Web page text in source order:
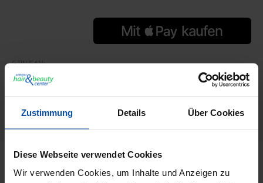
Zustimmung Details Über Cookies
Diese Webseite verwendet Cookies
Wir verwenden Cookies, um Inhalte und Anzeigen zu
GTIN/EAN:
4022517001055
Hersteller:
Herstellernummer:
60105